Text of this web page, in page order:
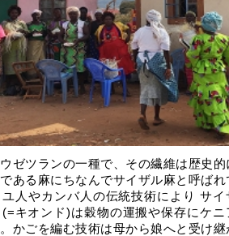
ゼツランの一種で、その繊維は歴史
ある麻にちなんでサイザル麻と呼ば
人やカンバ人の伝統技術により サイ
キオンド)は穀物の運搬や保存にケニ
かごを編む技術は母から娘へと受け